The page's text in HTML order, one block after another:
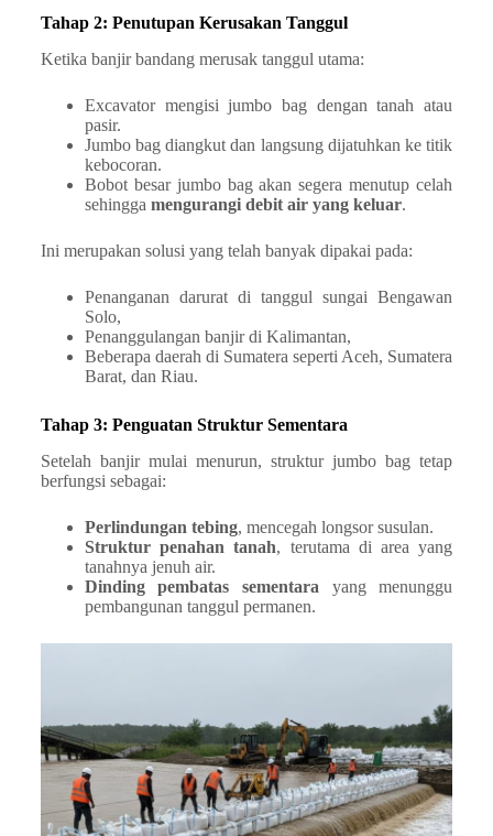
Tahap 2: Penutupan Kerusakan Tanggul
Ketika banjir bandang merusak tanggul utama:
Excavator mengisi jumbo bag dengan tanah atau
pasir.
Jumbo bag diangkut dan langsung dijatuhkan ke titik
kebocoran.
Bobot besar jumbo bag akan segera menutup celah
sehingga mengurangi debit air yang keluar.
Ini merupakan solusi yang telah banyak dipakai pada:
Penanganan darurat di tanggul sungai Bengawan
Solo,
Penanggulangan banjir di Kalimantan,
Beberapa daerah di Sumatera seperti Aceh, Sumatera
Barat, dan Riau.
Tahap 3: Penguatan Struktur Sementara
Setelah banjir mulai menurun, struktur jumbo bag tetap
berfungsi sebagai:
Perlindungan tebing, mencegah longsor susulan.
Struktur penahan tanah, terutama di area yang
tanahnya jenuh air.
Dinding pembatas sementara yang menunggu
pembangunan tanggul permanen.